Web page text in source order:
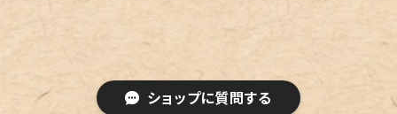
ショップに質問する
ショートパンツ
その他